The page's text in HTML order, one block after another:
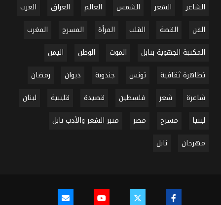
الشاعر
الشعر الشمس العالم العراق
العرب
الفن
القصة القلب المرأة المسرح
المغرب
المكتبة الجهوية بنابل
الموت الوطن
اليمن
تظاهرة ثقافية
تونس جندوبة ديوان
رمضان
شاعرة
شعر فلسطين قصيدة قليبية
لبنان
ليبيا
مسرح مصر
منبر الشعر والأدب نابل
مهرجان
نابل